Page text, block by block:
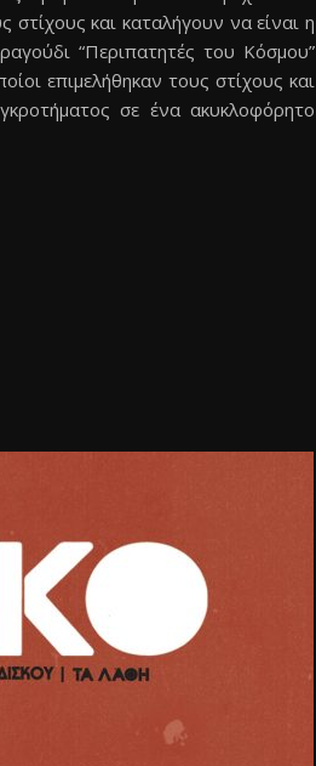
και καταλήγουν να είναι η
“Περιπατητές του Κόσμου”
επιμελήθηκαν τους στίχους και
σε ένα ακυκλοφόρητο